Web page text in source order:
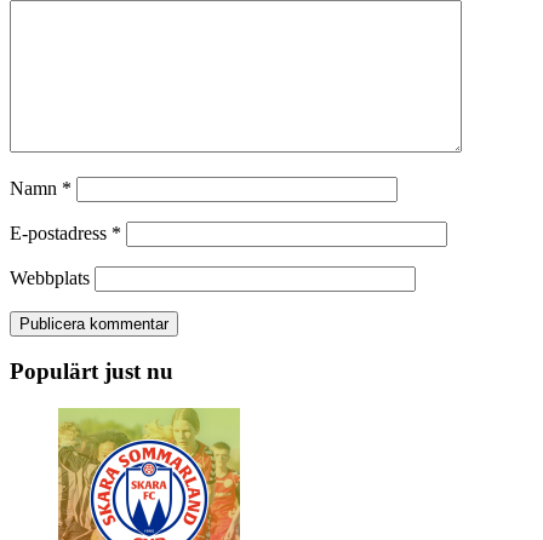
Namn *
E-postadress *
Webbplats
Populärt just nu